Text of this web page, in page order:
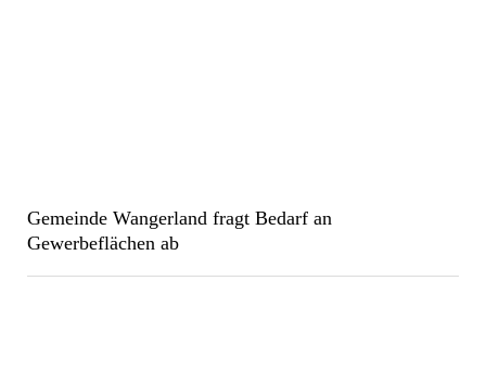
Gemeinde Wangerland fragt Bedarf an
Gewerbeflächen ab